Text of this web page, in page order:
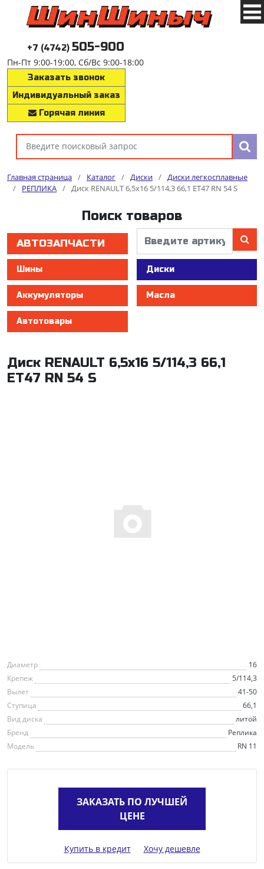
+7 (4742) 505-900
Пн-Пт 9:00-19:00, Сб/Вс 9:00-18:00
Заказать звонок
Индивидуальный заказ
Горячая линия
Главная страница / Каталог / Диски / Диски легкосплавные
/
РЕПЛИКА / Диск RENAULT 6,5x16 5/114,3 66,1 ET47 RN 54 S
Поиск товаров
АВТОЗАПЧАСТИ
Шины Диски
Аккумуляторы Масла
Автотовары
Диск RENAULT 6,5x16 5/114,3 66,1
ET47 RN 54 S
Диаметр
16
Крепеж
5/114,3
Вылет
41-50
Ступица
66,1
Вид диска
литой
Бренд
Реплика
Модель
RN 11
ЗАКАЗАТЬ ПО ЛУЧШЕЙ
ЦЕНЕ
Купить в кредит Хочу дешевле